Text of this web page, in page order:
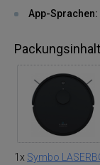
App-Sprachen:
Packungsinhalt
1x Symbo